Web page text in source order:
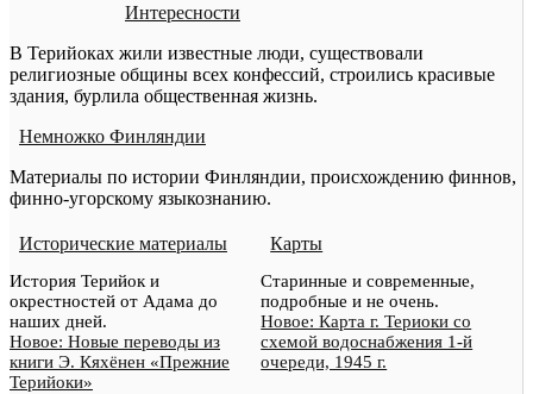
Интересности
В Терийоках жили известные люди, существовали
религиозные общины всех конфессий, строились красивые
здания, бурлила общественная жизнь.
Немножко Финляндии
Материалы по истории Финляндии, происхождению финнов,
финно-угорскому языкознанию.
Исторические материалы
История Терийок и
окрестностей от Адама до
наших дней.
Новое: Новые переводы из
книги Э. Кяхёнен «Прежние
Терийоки»
Карты
Старинные и современные,
подробные и не очень.
Новое: Карта г. Териоки со
схемой водоснабжения 1-й
очереди, 1945 г.